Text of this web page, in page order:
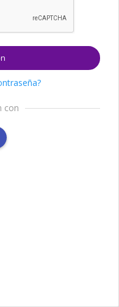
con